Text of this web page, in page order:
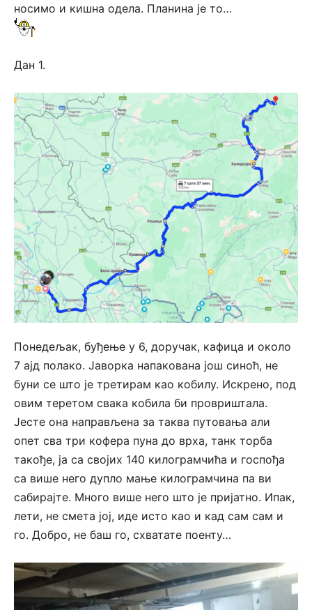
носимо и кишна одела. Планина је то…
Дан 1.
Понедељак, буђење у 6, доручак, кафица и около
7 ајд полако. Јаворка напакована још синоћ, не
буни се што је третирам као кобилу. Искрено, под
овим теретом свака кобила би провриштала.
Јесте она направљена за таква путовања али
опет сва три кофера пуна до врха, танк торба
такође, ја са својих 140 килограмчића и госпођа
са више него дупло мање килограмчина па ви
сабирајте. Много више него што је пријатно. Ипак,
лети, не смета јој, иде исто као и кад сам сам и
го. Добро, не баш го, схватате поенту…